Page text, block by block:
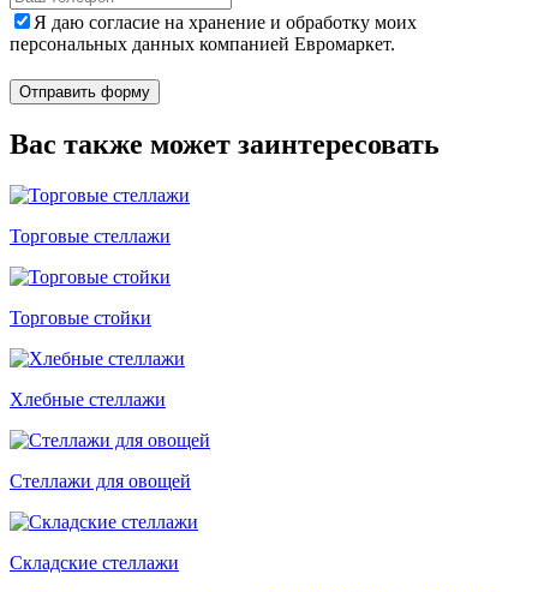
Я даю согласие на хранение и обработку моих
персональных данных компанией Евромаркет.
Отправить форму
Вас также может заинтересовать
Торговые стеллажи
Торговые стойки
Хлебные стеллажи
Стеллажи для овощей
Складские стеллажи